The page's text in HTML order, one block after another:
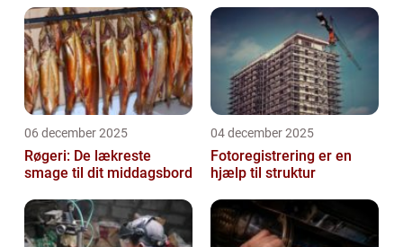
06 december 2025
Røgeri: De lækreste
smage til dit middagsbord
04 december 2025
Fotoregistrering er en
hjælp til struktur